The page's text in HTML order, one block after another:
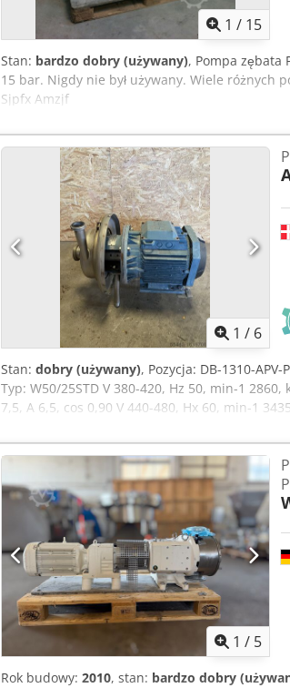
1 / 15
Stan: bardzo dobry (używany), Pompa zębata
15 bar. Nigdy nie był używany. Wiele różnych
Sjpfx Amzjf
1 / 6
Stan: dobry (używany), Pozycja: DB-1310-
Typ: W50/25STD V 380-420, Hz 50, min-1
7,5, A 6,5, cos 0,90 V 440-480, Hx 60, min-1
1 / 5
Rok budowy: 2010, stan: bardzo dobry